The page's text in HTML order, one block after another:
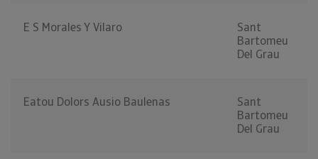
E S Morales Y Vilaro
Sant
Bartomeu
Del Grau
Eatou Dolors Ausio Baulenas
Sant
Bartomeu
Del Grau